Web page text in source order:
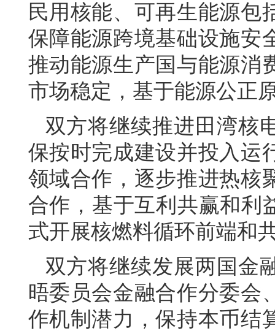
民用核能、可再生能源包
保障能源跨境基础设施安
推动能源生产国与能源消
市场稳定，基于能源公正
双方将继续推进田湾核
保按时完成建设并投入运
领域合作，逐步推进热核
合作，基于互利共赢和利
式开展核燃料循环前端和
双方将继续发展两国金
晤委员会金融合作分委会
作机制潜力，保持本币结